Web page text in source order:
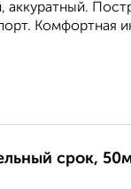
Комфортная
срок,